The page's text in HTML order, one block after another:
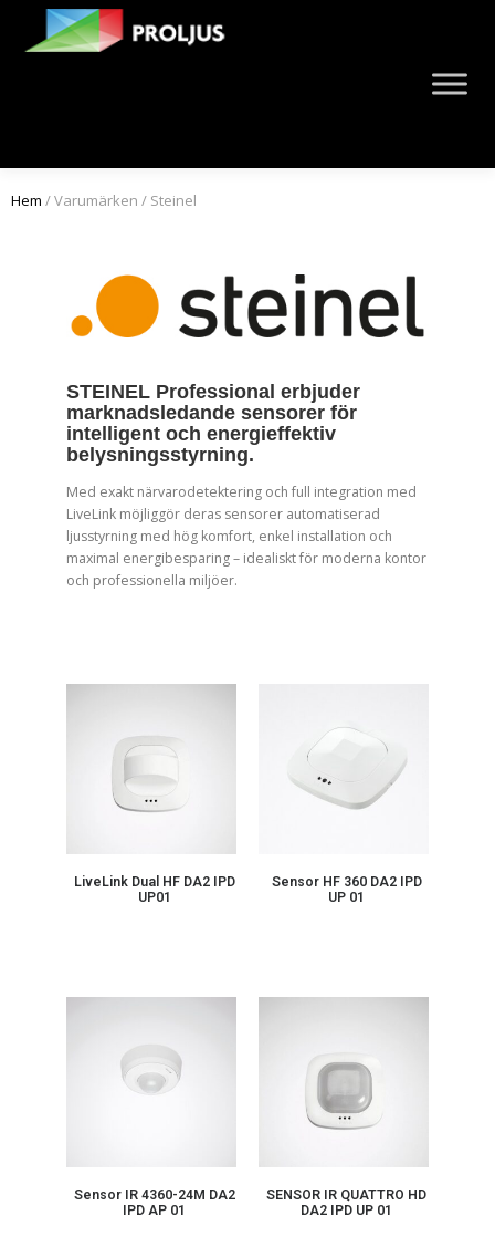
Hem / Varumärken / Steinel
STEINEL Professional erbjuder
marknadsledande sensorer för
intelligent och energieffektiv
belysningsstyrning.
Med exakt närvarodetektering och full integration med
LiveLink möjliggör deras sensorer automatiserad
ljusstyrning med hög komfort, enkel installation och
maximal energibesparing – idealiskt för moderna kontor
och professionella miljöer.
LiveLink Dual HF DA2 IPD
UP01
Sensor HF 360 DA2 IPD
UP 01
Sensor IR 4360-24M DA2
IPD AP 01
SENSOR IR QUATTRO HD
DA2 IPD UP 01